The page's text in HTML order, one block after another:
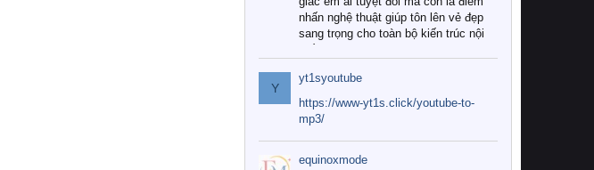
nhấn nghệ thuật giúp tôn lên vẻ đẹp
sang trọng cho toàn bộ kiến trúc nội
Tuy nhiên, giữa thị trường đa dạng
với vô vàn thương hiệu và mẫu mã
như hiện nay, làm thế nào để chọn
được những bộ chăn ga gối đệm cao
cấp thực sự chất lượng, phù hợp với
khí hậu và nhu cầu sử dụng của gia
Y
yt1syoutube
https://www-yt1s.click/youtube-to-
mp3/
equinoxmode